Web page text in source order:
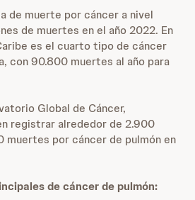
de muerte por cáncer a nivel
de muertes en el año 2022. En
es el cuarto tipo de cáncer
con 90.800 muertes al año para
Global de Cáncer,
registrar alrededor de 2.900
muertes por cáncer de pulmón en
de cáncer de pulmón: